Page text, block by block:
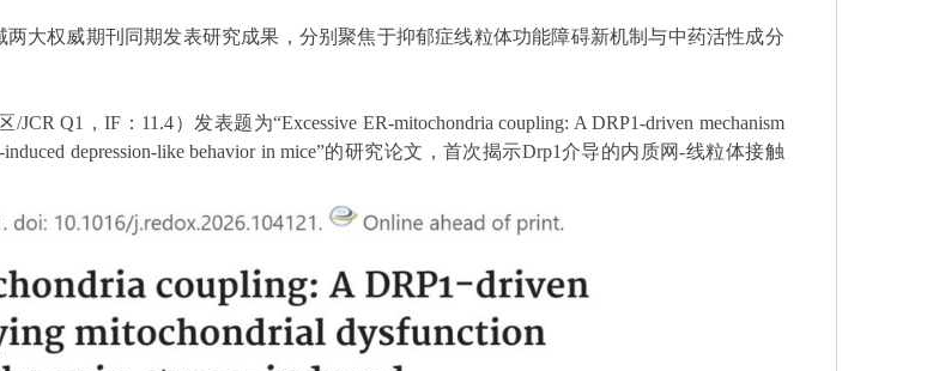
大权威期刊同期发表研究成果，分别聚焦于抑郁症线粒体功能障碍新机制与中药活性成分
/JCR Q1 ，IF ： 11.4）发表题为“Excessive ER-mitochondria coupling: A DRP1-driven mechanism
depression-like behavior in mice”的研究论文，首次揭示Drp1介导的内质网-线粒体接触